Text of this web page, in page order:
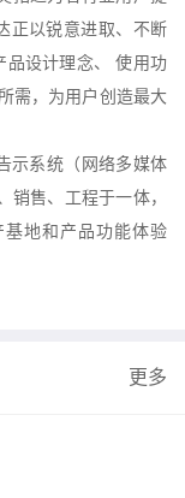
正以锐意进取、不断
品设计理念、 使用功
需，为用户创造最大
系统（网络多媒体
售、工程于一体，
地和产品功能体验
更多